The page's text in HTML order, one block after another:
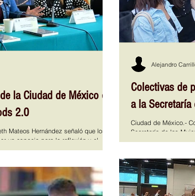
la Ciudad de México el
2.0
Mateos Hernández señaló que los
un espacio para la reflexión y el
Accogli plantea una reflexión
y Bretton Woods 2.0, escrito por la
en un encuentro encabezado por la
Colectivas de
a la
Ciudad de México.-
Secretaría de las
con autoridades Federales y del
represión de la
de Gobernación,
fractura y la otra con
Alejandro